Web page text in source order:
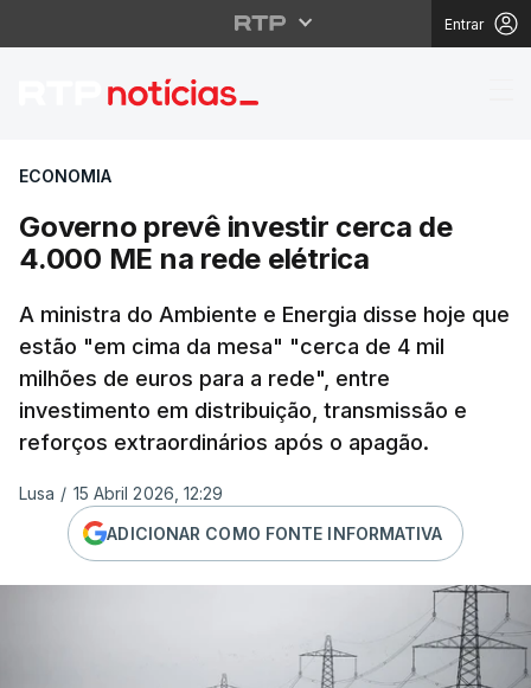
Entrar
Governo prevê
ECONOMIA
Governo prevê investir cerca de
4.000 ME na rede elétrica
A ministra do Ambiente e Energia disse hoje que
estão "em cima da mesa" "cerca de 4 mil
milhões de euros para a rede", entre
investimento em distribuição, transmissão e
reforços extraordinários após o apagão.
Lusa / 15 Abril 2026, 12:29
ADICIONAR COMO FONTE INFORMATIVA